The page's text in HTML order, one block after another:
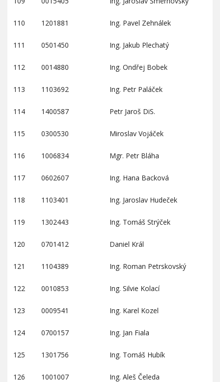
110 1201881 Ing. Pavel Zehnálek
111 0501450 Ing. Jakub Plechatý
112 0014880 Ing. Ondřej Bobek
113 1103692 Ing. Petr Paláček
114 1400587 Petr Jaroš DiS.
115 0300530 Miroslav Vojáček
116 1006834 Mgr. Petr Bláha
117 0602607 Ing. Hana Backová
118 1103401 Ing. Jaroslav Hudeček
119 1302443 Ing. Tomáš Strýček
120 0701412 Daniel Král
121 1104389 Ing. Roman Petrskovský
122 0010853 Ing. Silvie Kolací
123 0009541 Ing. Karel Kozel
124 0700157 Ing. Jan Fiala
125 1301756 Ing. Tomáš Hubík
126 1001007 Ing. Aleš Čeleda